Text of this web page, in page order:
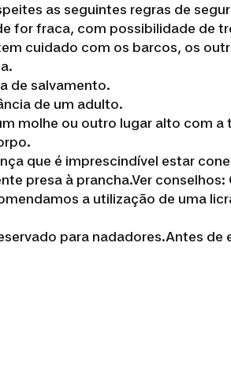
as seguintes regras de
for fraca, com possibilidade de
cuidado com os barcos, os
de salvamento.
de um adulto.
molhe ou outro lugar alto com a
que é imprescindível estar
presa à prancha.Ver
a utilização de uma
para nadadores.Antes